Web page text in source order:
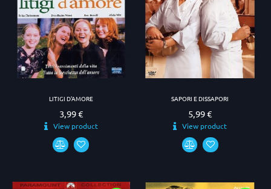
LITIGI D'AMORE
Prezzo
3,99 €
View product
SAPORI E DISSAPORI
Prezzo
5,99 €
View product